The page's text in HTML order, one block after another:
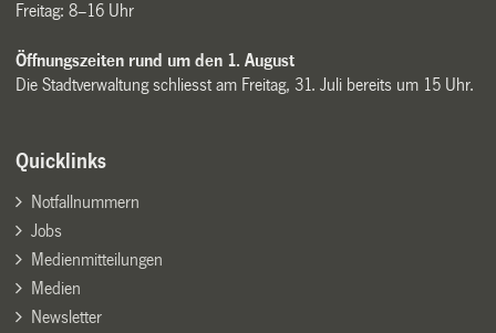
Freitag: 8–16 Uhr
Öffnungszeiten rund um den 1. August
Die Stadtverwaltung schliesst am Freitag, 31. Juli bereits um 15 Uhr.
Quicklinks
Notfallnummern
Jobs
Medienmitteilungen
Medien
Newsletter